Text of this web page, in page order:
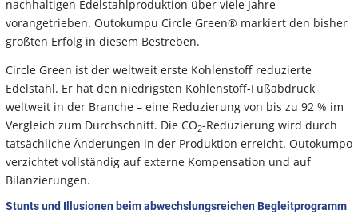
nachhaltigen Edelstahlproduktion über viele Jahre
vorangetrieben. Outokumpu Circle Green® markiert den bisher
größten Erfolg in diesem Bestreben.
Circle Green ist der weltweit erste Kohlenstoff reduzierte
Edelstahl. Er hat den niedrigsten Kohlenstoff-Fußabdruck
weltweit in der Branche – eine Reduzierung von bis zu 92 % im
Vergleich zum Durchschnitt. Die CO2-Reduzierung wird durch
tatsächliche Änderungen in der Produktion erreicht. Outokumpo
verzichtet vollständig auf externe Kompensation und auf
Bilanzierungen.
Stunts und Illusionen beim abwechslungsreichen Begleitprogramm